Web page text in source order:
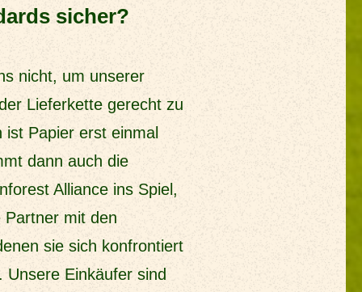
sicher?
nicht, um unserer
Lieferkette gerecht zu
Papier erst einmal
dann auch die
Alliance ins Spiel,
Partner mit den
sie sich konfrontiert
Einkäufer sind